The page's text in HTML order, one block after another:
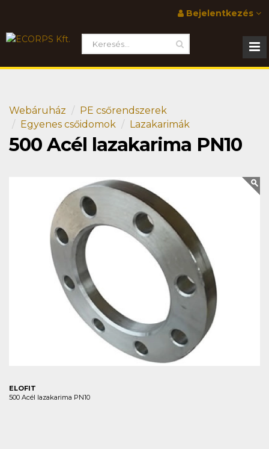
Bejelentkezés
Webáruház
PE csőrendszerek
Egyenes csőidomok
Lazakarimák
500 Acél lazakarima PN10
ELOFIT
500 Acél lazakarima PN10